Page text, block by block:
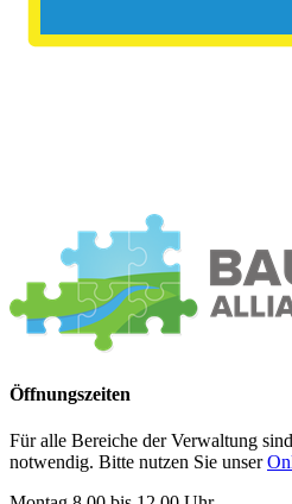
Öffnungszeiten
Für alle Bereiche der Verwaltung sind
notwendig. Bitte nutzen Sie unser